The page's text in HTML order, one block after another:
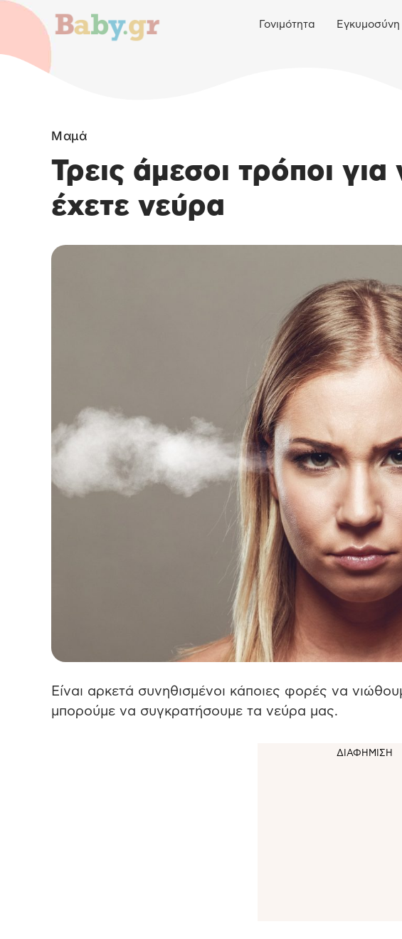
Γονιμότητα Εγκυμοσύνη
Μαμά
Τρεις άμεσοι τρόποι
έχετε νεύρα
Είναι αρκετά συνηθισμένοι κάποιες φορές να
μπορούμε να συγκρατήσουμε τα νεύρα μας.